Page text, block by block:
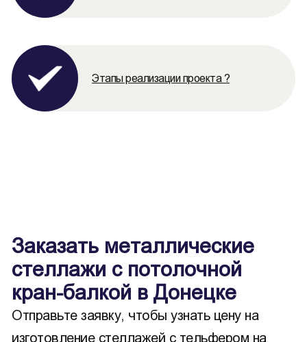
Этапы реализации проекта ?
Заказать металлические
стеллажи с потолочной
кран-балкой в Донецке
Отправьте заявку, чтобы узнать цену на
изготовление стеллажей с тельфером на